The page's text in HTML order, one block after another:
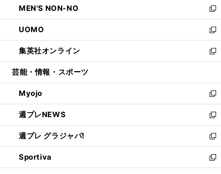
く
で
開
く
ド
ウ
で
開
く
ィ
ン
ド
ウ
で
開
い
ウ
ィ
ン
ド
ウ
開
く
MEN'S NON-NO
新
し
い
ウ
ィ
ン
ウ
で
開
く
UOMO
新
し
い
ウ
ン
ド
ウ
で
開
く
集英社オンライン
新
し
ウ
ィ
ン
ド
ウ
で
開
く
芸能・情報・スポーツ
Myojo
新
し
い
ウ
ィ
ン
ド
ウ
週プレNEWS
新
し
い
ウ
ィ
ン
週プレ グラジャパ!
新
し
い
ウ
Sportiva
新
し